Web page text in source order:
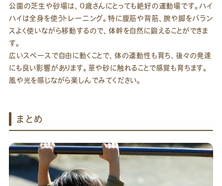
公園の芝生や砂場は、0歳さんにとっても絶好の運動場です。ハイ
ハイは全身を使うトレーニング。特に腹筋や背筋、腕や脚をバラン
スよく使いながら移動するので、体幹を自然に鍛えることができま
す。
広いスペースで自由に動くことで、体の連動性も育ち、後々の発達
にも良い影響があります。草や砂に触れることで感覚も育ちます。
風や光を感じながら楽しんでみてください。
まとめ